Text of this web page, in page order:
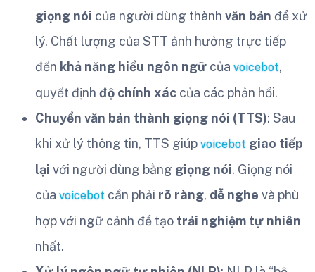
giọng nói của người dùng thành văn bản để xử
lý. Chất lượng của STT ảnh hưởng trực tiếp
đến khả năng hiểu ngôn ngữ của voicebot,
quyết định độ chính xác của các phản hồi.
Chuyển văn bản thành giọng nói (TTS): Sau
khi xử lý thông tin, TTS giúp voicebot giao tiếp
lại với người dùng bằng giọng nói. Giọng nói
của voicebot cần phải rõ ràng, dễ nghe và phù
hợp với ngữ cảnh để tạo trải nghiệm tự nhiên
nhất.